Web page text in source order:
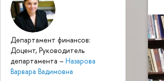
Департамент финансов:
Доцент, Руководитель
департамента – Назарова
Варвара Вадимовна